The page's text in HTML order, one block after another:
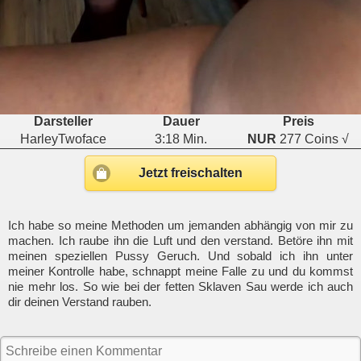
Darsteller Dauer
Preis
HarleyTwoface
3:18 Min. NUR 277 Coins √
Jetzt freischalten
Ich habe so meine Methoden um jemanden abhängig von mir zu
machen. Ich raube ihn die Luft und den verstand. Betöre ihn mit
meinen speziellen Pussy Geruch. Und sobald ich ihn unter
meiner Kontrolle habe, schnappt meine Falle zu und du kommst
nie mehr los. So wie bei der fetten Sklaven Sau werde ich auch
dir deinen Verstand rauben.